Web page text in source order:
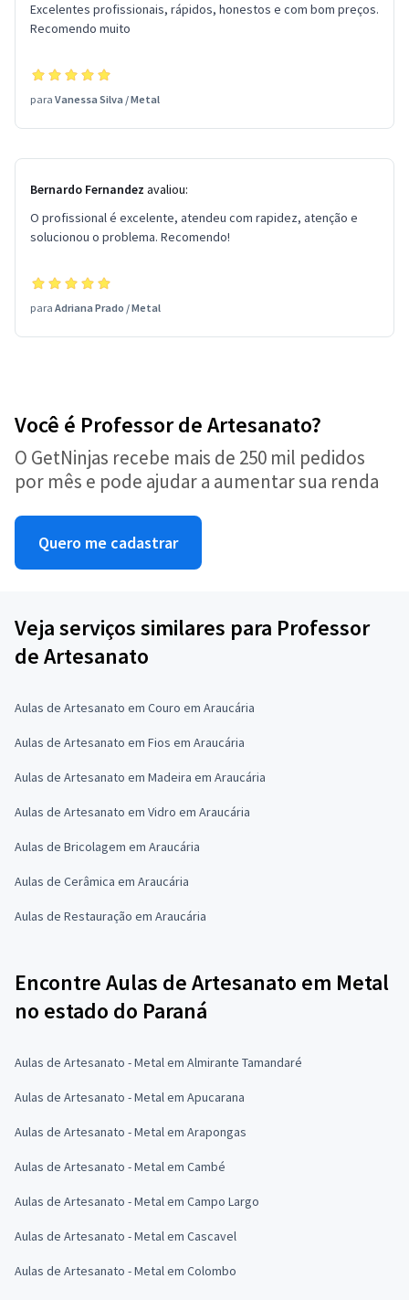
Excelentes profissionais, rápidos, honestos e com bom preços.
Recomendo muito
para Vanessa Silva /Metal
Bernardo Fernandez avaliou:
O profissional é excelente, atendeu com rapidez, atenção e
solucionou o problema. Recomendo!
para Adriana Prado /Metal
Você é Professor de Artesanato?
O GetNinjas recebe mais de 250 mil pedidos
por mês e pode ajudar a aumentar sua renda
Quero me cadastrar
Veja serviços similares para Professor
de Artesanato
Aulas de Artesanato em Couro em Araucária
Aulas de Artesanato em Fios em Araucária
Aulas de Artesanato em Madeira em Araucária
Aulas de Artesanato em Vidro em Araucária
Aulas de Bricolagem em Araucária
Aulas de Cerâmica em Araucária
Aulas de Restauração em Araucária
Encontre Aulas de Artesanato em Metal
no estado do Paraná
Aulas de Artesanato - Metal em Almirante Tamandaré
Aulas de Artesanato - Metal em Apucarana
Aulas de Artesanato - Metal em Arapongas
Aulas de Artesanato - Metal em Cambé
Aulas de Artesanato - Metal em Campo Largo
Aulas de Artesanato - Metal em Cascavel
Aulas de Artesanato - Metal em Colombo